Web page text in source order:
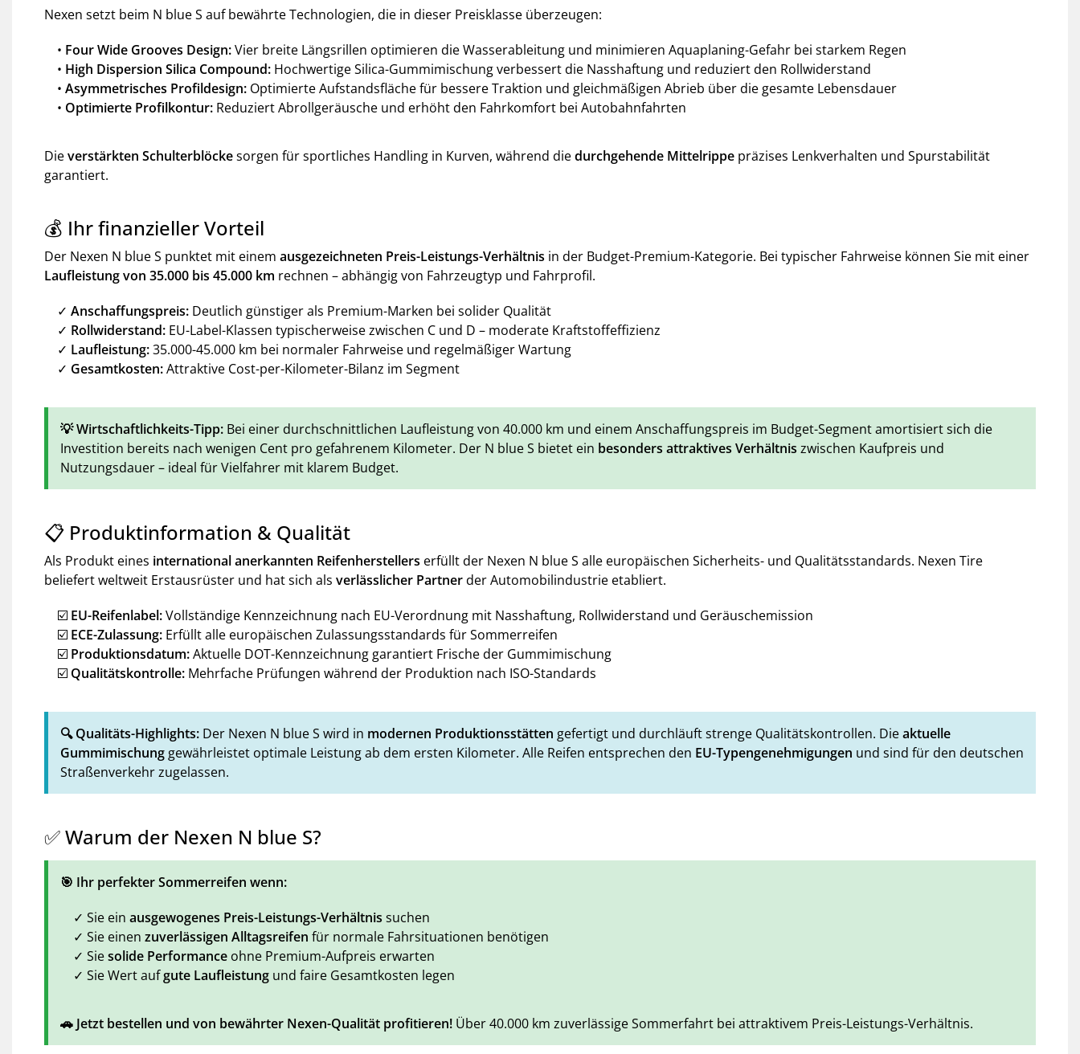
Nexen setzt beim N blue S auf bewährte Technologien, die in dieser Preisklasse überzeugen:
• Four Wide Grooves Design:Vier breite Längsrillen optimieren die Wasserableitung und minimieren Aquaplaning-Gefahr bei starkem Regen
• High Dispersion Silica Compound: Hochwertige Silica-Gummimischung verbessert die Nasshaftung und reduziert den Rollwiderstand
• Asymmetrisches Profildesign: Optimierte Aufstandsfläche für bessere Traktion und gleichmäßigen Abrieb über die gesamte Lebensdauer
• Optimierte Profilkontur: Reduziert Abrollgeräusche und erhöht den Fahrkomfort bei Autobahnfahrten
Dieverstärkten Schulterblöckesorgen für sportliches Handling in Kurven, während diedurchgehende Mittelrippe präzises Lenkverhalten und Spurstabilität
garantiert.
💰 Ihr finanzieller Vorteil
Der Nexen N blue S punktet mit einem ausgezeichneten Preis-Leistungs-Verhältnis in der Budget-Premium-Kategorie. Bei typischer Fahrweise können Sie mit einer
Laufleistung von 35.000 bis 45.000 km rechnen – abhängig von Fahrzeugtyp und Fahrprofil.
✓ Anschaffungspreis: Deutlich günstiger als Premium-Marken bei solider Qualität
✓ Rollwiderstand: EU-Label-Klassen typischerweise zwischen C und D – moderate Kraftstoffeffizienz
✓ Laufleistung:35.000-45.000 km bei normaler Fahrweise und regelmäßiger Wartung
✓ Gesamtkosten:Attraktive Cost-per-Kilometer-Bilanz im Segment
💡 Wirtschaftlichkeits-Tipp: Bei einer durchschnittlichen Laufleistung von 40.000 km und einem Anschaffungspreis im Budget-Segment amortisiert sich die
Investition bereits nach wenigen Cent pro gefahrenem Kilometer. Der N blue S bietet ein besonders attraktives Verhältnis zwischen Kaufpreis und
Nutzungsdauer – ideal für Vielfahrer mit klarem Budget.
📋 Produktinformation & Qualität
Als Produkt eines international anerkannten Reifenherstellers erfüllt der Nexen N blue S alle europäischen Sicherheits- und Qualitätsstandards. Nexen Tire
beliefert weltweit Erstausrüster und hat sich als verlässlicher Partnerder Automobilindustrie etabliert.
☑️ EU-Reifenlabel:Vollständige Kennzeichnung nach EU-Verordnung mit Nasshaftung, Rollwiderstand und Geräuschemission
☑️ ECE-Zulassung: Erfüllt alle europäischen Zulassungsstandards für Sommerreifen
☑️ Produktionsdatum:Aktuelle DOT-Kennzeichnung garantiert Frische der Gummimischung
☑️ Qualitätskontrolle: Mehrfache Prüfungen während der Produktion nach ISO-Standards
🔍 Qualitäts-Highlights: Der Nexen N blue S wird in modernen Produktionsstätten gefertigt und durchläuft strenge Qualitätskontrollen. Dieaktuelle
Gummimischung gewährleistet optimale Leistung ab dem ersten Kilometer. Alle Reifen entsprechen den EU-Typengenehmigungen und sind für den deutschen
Straßenverkehr zugelassen.
✅ Warum der Nexen N blue S?
🎯 Ihr perfekter Sommerreifen wenn:
✓ Sie ein ausgewogenes Preis-Leistungs-Verhältnis suchen
✓ Sie einen zuverlässigen Alltagsreifen für normale Fahrsituationen benötigen
✓ Siesolide Performance ohne Premium-Aufpreis erwarten
✓ Sie Wert aufgute Laufleistung und faire Gesamtkosten legen
🚗 Jetzt bestellen und von bewährter Nexen-Qualität profitieren! Über 40.000 km zuverlässige Sommerfahrt bei attraktivem Preis-Leistungs-Verhältnis.